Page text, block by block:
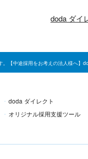
doda ダイ
【中途採用をお考えの法人様へ】
doda ダイレクト
オリジナル採用支援ツール